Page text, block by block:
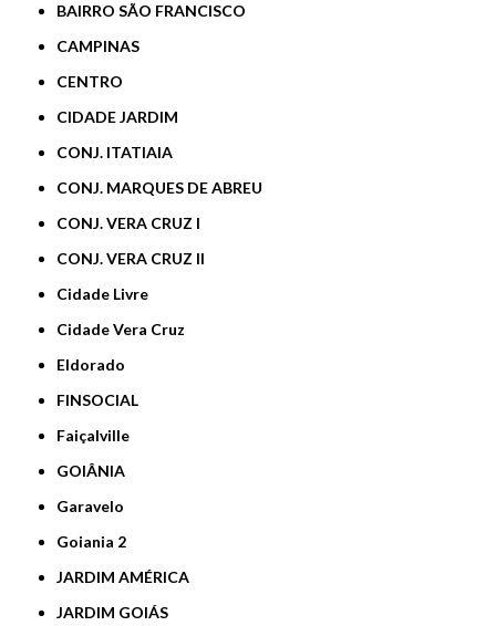
BAIRRO SÃO FRANCISCO
CAMPINAS
CENTRO
CIDADE JARDIM
CONJ. ITATIAIA
CONJ. MARQUES DE ABREU
CONJ. VERA CRUZ I
CONJ. VERA CRUZ II
Cidade Livre
Cidade Vera Cruz
Eldorado
FINSOCIAL
Faiçalville
GOIÂNIA
Garavelo
Goiania 2
JARDIM AMÉRICA
JARDIM GOIÁS